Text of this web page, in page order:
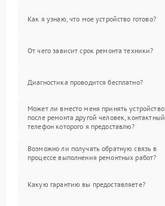
Как я узнаю, что мое устройство готово?
От чего зависит срок ремонта техники?
Диагностика проводится бесплатно?
Может ли вместо меня принять устройство
после ремонта другой человек, контактный
телефон которого я предоставлю?
Возможно ли получать обратную связь в
процессе выполнения ремонтных работ?
Какую гарантию вы предоставляете?